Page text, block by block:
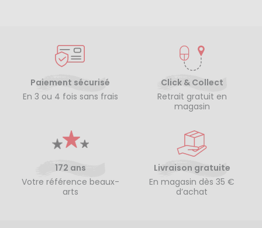
Paiement sécurisé
En 3 ou 4 fois sans frais
Click & Collect
Retrait gratuit en
magasin
172 ans
Votre référence beaux-
arts
Livraison gratuite
En magasin dès 35 €
d’achat